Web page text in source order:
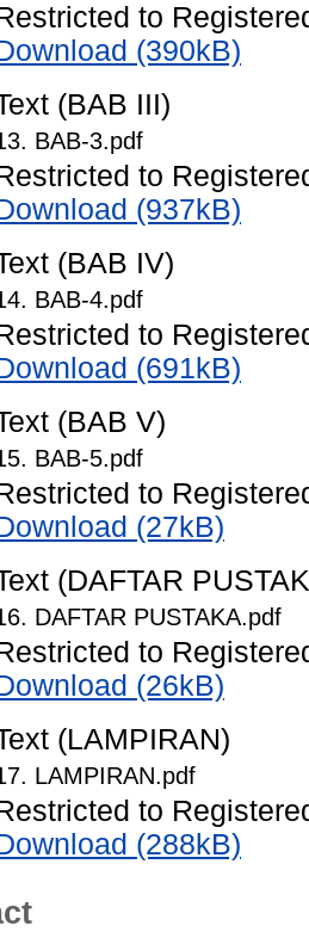
to
(390kB)
(BAB III)
BAB-3.pdf
to
(937kB)
(BAB IV)
BAB-4.pdf
to
(691kB)
(BAB V)
BAB-5.pdf
to
(27kB)
(DAFTAR
DAFTAR PUSTAKA.pdf
to
(26kB)
(LAMPIRAN)
LAMPIRAN.pdf
to
(288kB)